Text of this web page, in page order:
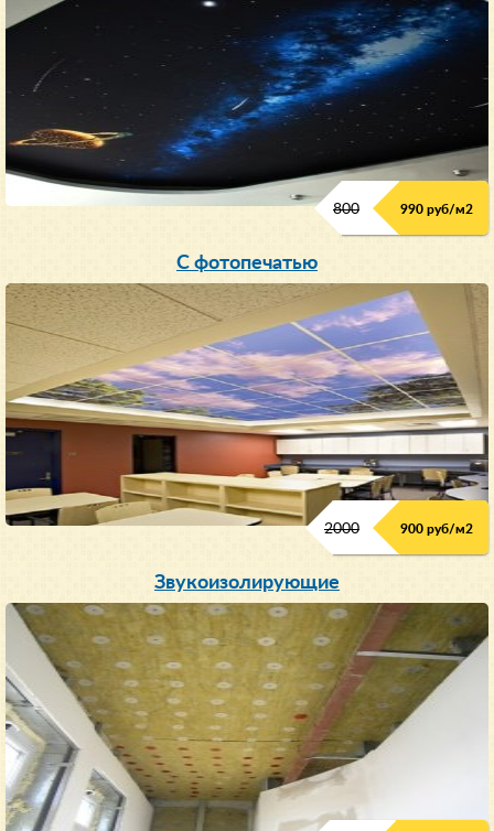
800 990 руб/м2
С фотопечатью
2000 900 руб/м2
Звукоизолирующие